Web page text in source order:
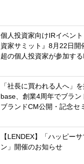
個人投資家向けIRイベン
資家サミット』8月22日開
超の個人投資家が参加す
「社長に買われる人へ」
base、創業4周年でブラン
ブランドCM公開・記念セ
【LENDEX】「ハッピー
ン」開催のお知らせ